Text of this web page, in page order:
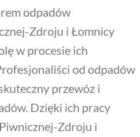
odpadów
Zdroju i Łomnicy
w procesie ich
od odpadów
przewóz i
Dzięki ich pracy
Zdroju i